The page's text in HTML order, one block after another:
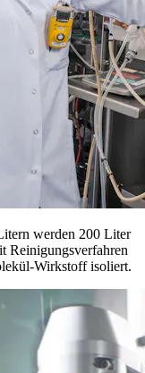
werden 200 Liter
Reinigungsverfahren
Wirkstoff isoliert.